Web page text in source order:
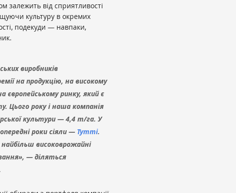
залежить від сприятливості
культуру в окремих
подекуди — навпаки,
виробників
на продукцію, на високому
європейському ринку, який є
Цього року і наша компанія
культури — 4,4 т/га. У
роки сіяли — Тутті.
високоврожайні
— діляться